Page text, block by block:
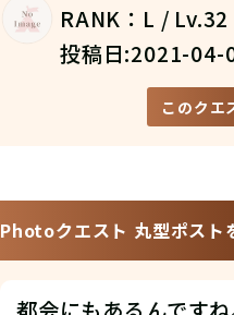
RANK：L / Lv.32
投稿日:2021-04-
このクエ
Photoクエスト 丸型ポスト